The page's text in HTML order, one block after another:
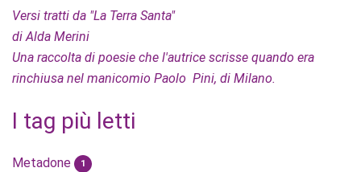
Versi tratti da "La Terra Santa"
di Alda Merini
Una raccolta di poesie che l'autrice scrisse quando era
rinchiusa nel manicomio Paolo Pini, di Milano.
I tag più letti
Metadone 1